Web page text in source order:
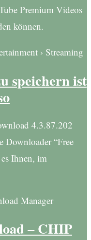
Premium Videos
können.
› Streaming
speichern ist
4.3.87.202
Downloader “Free
Ihnen, im
Manager
– CHIP